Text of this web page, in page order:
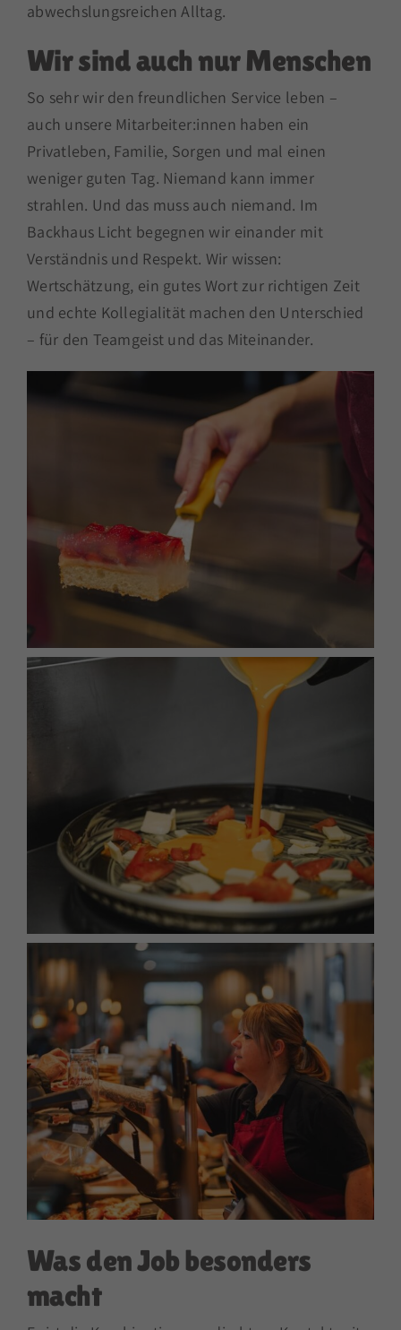
abwechslungsreichen Alltag.
Wir sind auch nur Menschen
So sehr wir den freundlichen Service leben –
auch unsere Mitarbeiter:innen haben ein
Privatleben, Familie, Sorgen und mal einen
weniger guten Tag. Niemand kann immer
strahlen. Und das muss auch niemand. Im
Backhaus Licht begegnen wir einander mit
Verständnis und Respekt. Wir wissen:
Wertschätzung, ein gutes Wort zur richtigen Zeit
und echte Kollegialität machen den Unterschied
– für den Teamgeist und das Miteinander.
Was den Job besonders
macht